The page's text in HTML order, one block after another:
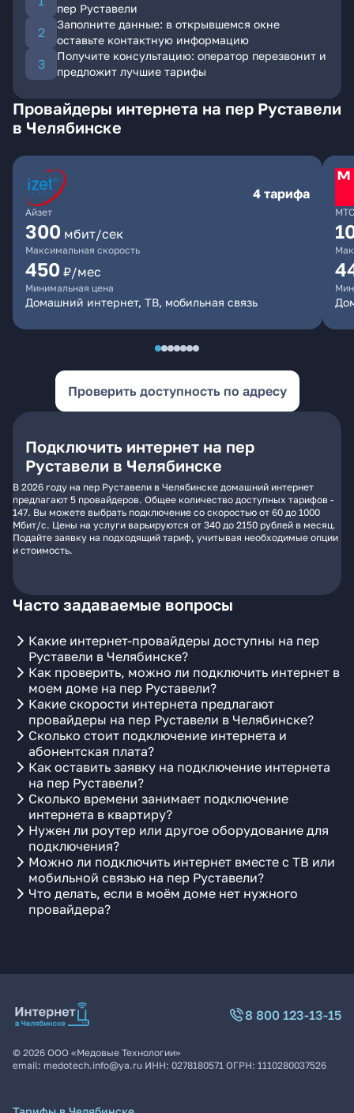
пер Руставели
Заполните данные: в открывшемся окне
оставьте контактную информацию
Получите консультацию: оператор перезвонит и
предложит лучшие тарифы
Провайдеры интернета на пер Руставели
в Челябинске
Айзет
4 тарифа
300 мбит/сек
Максимальная скорость
450 ₽/мес
Минимальная цена
Домашний интернет, ТВ, мобильная связь
МТС
Проверить доступность по адресу
Подключить интернет на пер
Руставели в Челябинске
В 2026 году на пер Руставели в Челябинске домашний интернет
предлагают 5 провайдеров. Общее количество доступных тарифов -
147. Вы можете выбрать подключение со скоростью от 60 до 1000
Мбит/с. Цены на услуги варьируются от 340 до 2150 рублей в месяц.
Подайте заявку на подходящий тариф, учитывая необходимые опции
и стоимость.
Часто задаваемые вопросы
Какие интернет-провайдеры доступны на пер
Руставели в Челябинске?
Как проверить, можно ли подключить интернет в
моем доме на пер Руставели?
Какие скорости интернета предлагают
провайдеры на пер Руставели в Челябинске?
Сколько стоит подключение интернета и
абонентская плата?
Как оставить заявку на подключение интернета
на пер Руставели?
Сколько времени занимает подключение
интернета в квартиру?
Нужен ли роутер или другое оборудование для
подключения?
Можно ли подключить интернет вместе с ТВ или
мобильной связью на пер Руставели?
Что делать, если в моём доме нет нужного
провайдера?
8 800 123-13-15
© 2026 ООО «Медовые Технологии»
email: medotech.info@ya.ru ИНН: 0278180571 ОГРН: 1110280037526